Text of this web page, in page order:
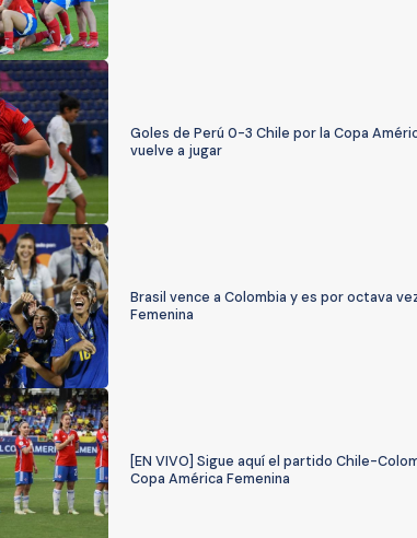
Goles de Perú 0-3 Chile por la Copa
vuelve a jugar
Brasil vence a Colombia y es por octava
Femenina
[EN VIVO] Sigue aquí el partido Chile-
Copa América Femenina